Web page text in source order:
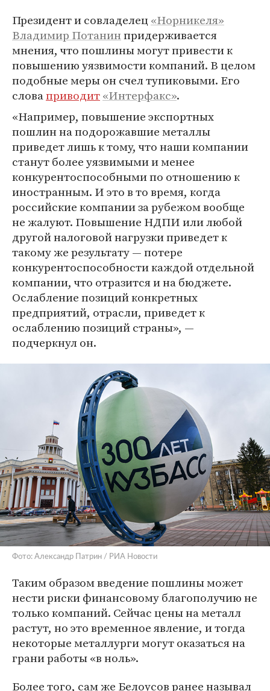
Президент и совладелец «Норникеля»
Владимир Потанинпридерживается
мнения, что пошлины могут привести к
повышению уязвимости компаний. В целом
подобные меры он счел тупиковыми. Его
словаприводит«Интерфакс».
«Например, повышение экспортных
пошлин на подорожавшие металлы
приведет лишь к тому, что наши компании
станут более уязвимыми и менее
конкурентоспособными по отношению к
иностранным. И это в то время, когда
российские компании за рубежом вообще
не жалуют. Повышение НДПИ или любой
другой налоговой нагрузки приведет к
такому же результату — потере
конкурентоспособности каждой отдельной
компании, что отразится и на бюджете.
Ослабление позиций конкретных
предприятий, отрасли, приведет к
ослаблению позиций страны», —
подчеркнул он.
Фото: Александр Патрин / РИА Новости
Таким образом введение пошлины может
нести риски финансовому благополучию не
только компаний. Сейчас цены на металл
растут, но это временное явление, и тогда
некоторые металлурги могут оказаться на
грани работы «в ноль».
Более того, сам же Белоусов ранее называл